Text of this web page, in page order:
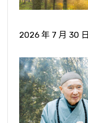
2026 年 7 月 30 日